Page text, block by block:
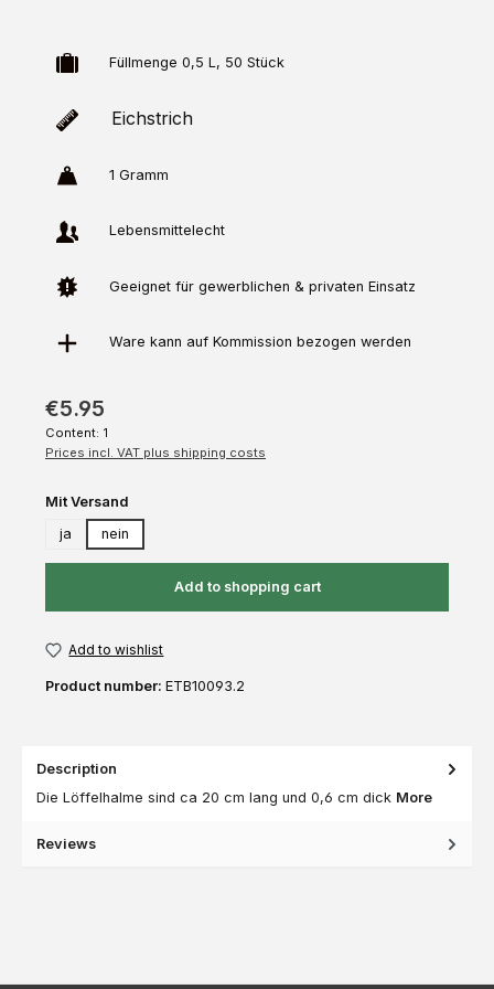
Füllmenge 0,5 L, 50 Stück
Eichstrich
1 Gramm
Lebensmittelecht
Geeignet für gewerblichen & privaten Einsatz
Ware kann auf Kommission bezogen werden
€5.95
Content: 1
Prices incl. VAT plus shipping costs
Select
Mit Versand
ja
nein
Add to shopping cart
Add to wishlist
Product number: ETB10093.2
Description
Die Löffelhalme sind ca 20 cm lang und 0,6 cm dick More
Reviews